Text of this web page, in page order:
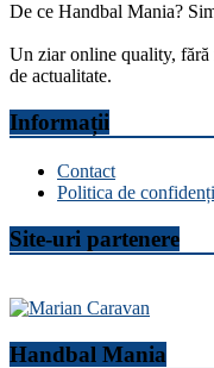
De ce Handbal Mania?
Un ziar online quality,
de actualitate.
Informații
Contact
Politica de
Site-uri partenere
Handbal Mania